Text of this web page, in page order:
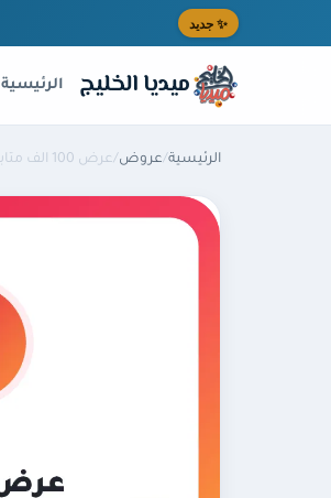
تخطى إلى المحتوى الرئيسي
✨ جديد
ميديا الخليج الرئيسية
الرئيسية/عروض/عرض 100 الف متابع اجنبي مع اوتو لايك شهر مجانه